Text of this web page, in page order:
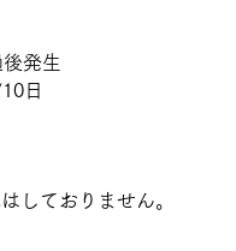
発生
日
おりません。